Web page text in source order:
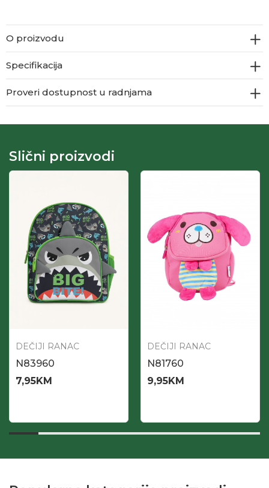
O proizvodu
Specifikacija
Proveri dostupnost u radnjama
Slični proizvodi
DEČIJI RANAC
N83960
7,95KM
DEČIJI RANAC
N81760
9,95KM